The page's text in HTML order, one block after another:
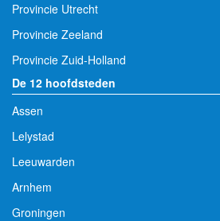
Provincie Utrecht
Provincie Zeeland
Provincie Zuid-Holland
De 12 hoofdsteden
Assen
Lelystad
Leeuwarden
Arnhem
Groningen